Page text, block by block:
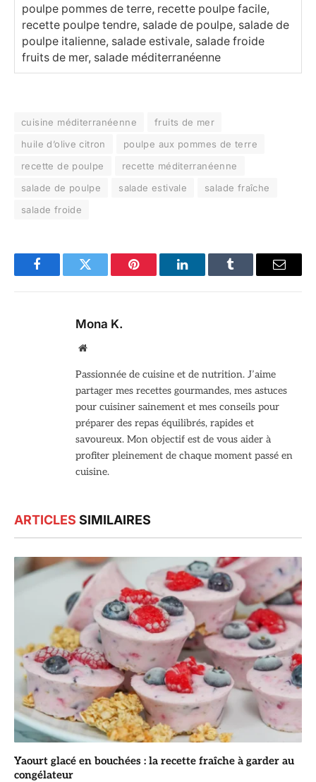
poulpe pommes de terre, recette poulpe facile,
recette poulpe tendre, salade de poulpe, salade de
poulpe italienne, salade estivale, salade froide
fruits de mer, salade méditerranéenne
cuisine méditerranéenne
fruits de mer
huile d’olive citron
poulpe aux pommes de terre
recette de poulpe
recette méditerranéenne
salade de poulpe
salade estivale
salade fraîche
salade froide
FacebookTwitter Pinterest LinkedInTumblr Email
Mona K.
Site
Passionnée de cuisine et de nutrition. J’aime
partager mes recettes gourmandes, mes astuces
pour cuisiner sainement et mes conseils pour
préparer des repas équilibrés, rapides et
savoureux. Mon objectif est de vous aider à
profiter pleinement de chaque moment passé en
cuisine.
ARTICLES SIMILAIRES
Yaourt glacé en bouchées : la recette fraîche à garder au
congélateur